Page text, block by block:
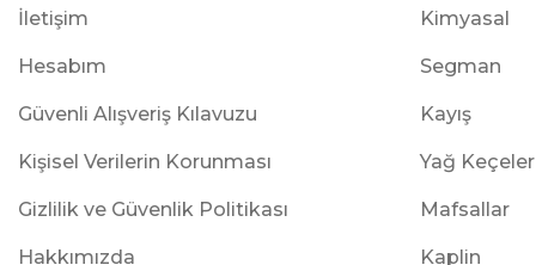
İletişim
Hesabım
Güvenli Alışveriş Kılavuzu
Kişisel Verilerin Korunması
Gizlilik ve Güvenlik Politikası
Hakkımızda
Kimyasal
Segman
Kayış
Yağ
Mafsallar
Kaplin